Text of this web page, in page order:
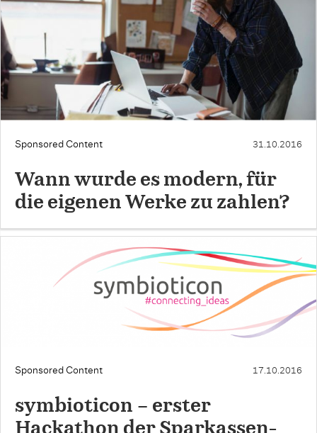
Sponsored Content 31.10.2016
Wann wurde es modern, für
die eigenen Werke zu zahlen?
Sponsored Content 17.10.2016
symbioticon – erster
Hackathon der Sparkassen-